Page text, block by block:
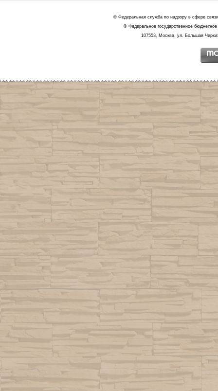
© Федеральная служба по надзору в сфере
© Федеральное государственное
107553, Москва, ул. Большая